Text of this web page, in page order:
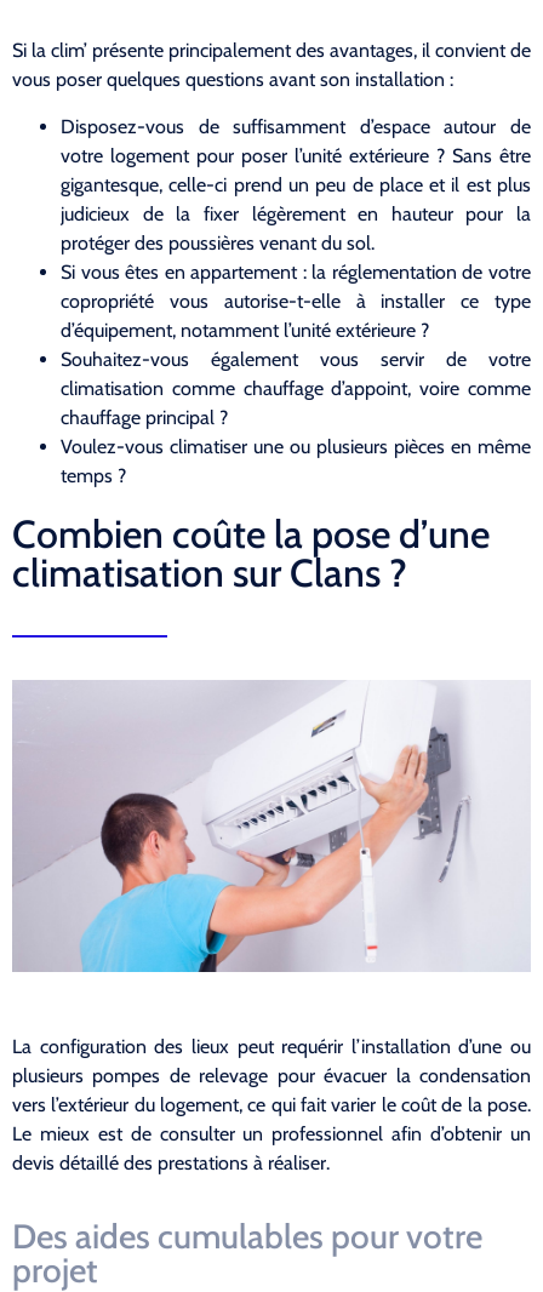
Si la clim’ présente principalement des avantages, il convient de
vous poser quelques questions avant son installation :
Disposez-vous de suffisamment d’espace autour de
votre logement pour poser l’unité extérieure ? Sans être
gigantesque, celle-ci prend un peu de place et il est plus
judicieux de la fixer légèrement en hauteur pour la
protéger des poussières venant du sol.
Si vous êtes en appartement : la réglementation de votre
copropriété vous autorise-t-elle à installer ce type
d’équipement, notamment l’unité extérieure ?
Souhaitez-vous également vous servir de votre
climatisation comme chauffage d’appoint, voire comme
chauffage principal ?
Voulez-vous climatiser une ou plusieurs pièces en même
temps ?
Combien coûte la pose d’une
climatisation sur Clans ?
La configuration des lieux peut requérir l’installation d’une ou
plusieurs pompes de relevage pour évacuer la condensation
vers l’extérieur du logement, ce qui fait varier le coût de la pose.
Le mieux est de consulter un professionnel afin d’obtenir un
devis détaillé des prestations à réaliser.
Des aides cumulables pour votre
projet